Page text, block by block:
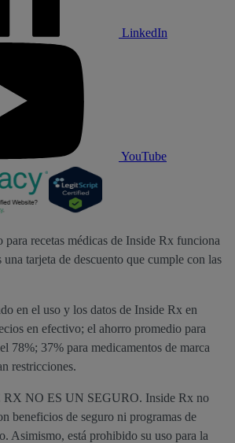
LinkedIn
YouTube
para recetas médicas de Inside Rx funciona
tarjeta de descuento que cumple con las
en el uso y los datos de Inside Rx en
en efectivo; el ahorro promedio para
78%; 37% para medicamentos de marca
restricciones.
NO ES UN SEGURO. Inside Rx no
beneficios de seguro ni programas de
Asimismo, está prohibido su uso para la